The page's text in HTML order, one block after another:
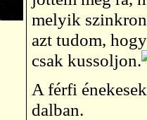
melyik
azt tudom,
csak kussoljon.
A férfi
dalban.